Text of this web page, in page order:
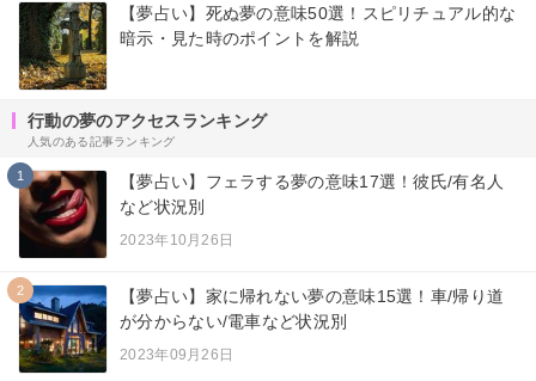
【夢占い】死ぬ夢の意味50選！スピリチュアル的な
暗示・見た時のポイントを解説
行動の夢のアクセスランキング
人気のある記事ランキング
1
【夢占い】フェラする夢の意味17選！彼氏/有名人
など状況別
2023年10月26日
2
【夢占い】家に帰れない夢の意味15選！車/帰り道
が分からない/電車など状況別
2023年09月26日